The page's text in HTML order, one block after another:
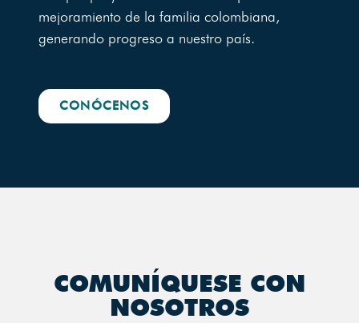
mejoramiento de la familia colombiana,
generando progreso a nuestro país.
CONÓCENOS
COMUNÍQUESE CON
NOSOTROS